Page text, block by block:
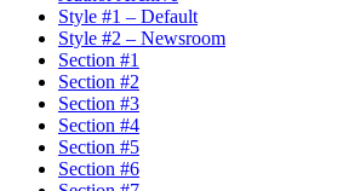
Style #1 – Default
Style #2 – Newsroom
Section #1
Section #2
Section #3
Section #4
Section #5
Section #6